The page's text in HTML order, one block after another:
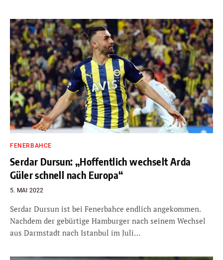
FENERBAHCE
Serdar Dursun: „Hoffentlich wechselt Arda
Güler schnell nach Europa“
5. MAI 2022
Serdar Dursun ist bei Fenerbahce endlich angekommen.
Nachdem der gebürtige Hamburger nach seinem Wechsel
aus Darmstadt nach Istanbul im Juli…